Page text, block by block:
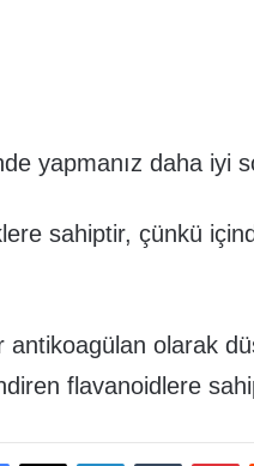
yapmanız daha iyi
sahiptir, çünkü
antikoagülan olarak
flavanoidlere
FacebookX LinkedInTumblr